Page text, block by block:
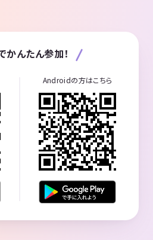
かんたん参加！
Androidの方はこちら